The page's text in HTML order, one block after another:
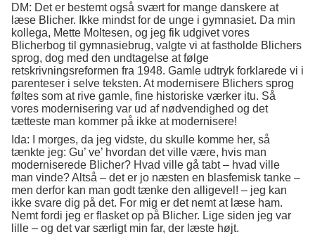
DM: Det er bestemt også svært for mange danskere at
læse Blicher. Ikke mindst for de unge i gymnasiet. Da min
kollega, Mette Moltesen, og jeg fik udgivet vores
Blicherbog til gymnasiebrug, valgte vi at fastholde Blichers
sprog, dog med den undtagelse at følge
retskrivningsreformen fra 1948. Gamle udtryk forklarede vi i
parenteser i selve teksten. At modernisere Blichers sprog
føltes som at rive gamle, fine historiske værker itu. Så
vores modernisering var ud af nødvendighed og det
tætteste man kommer på ikke at modernisere!
Ida: I morges, da jeg vidste, du skulle komme her, så
tænkte jeg: Gu’ ve’ hvordan det ville være, hvis man
moderniserede Blicher? Hvad ville gå tabt – hvad ville
man vinde? Altså – det er jo næsten en blasfemisk tanke –
men derfor kan man godt tænke den alligevel! – jeg kan
ikke svare dig på det. For mig er det nemt at læse ham.
Nemt fordi jeg er flasket op på Blicher. Lige siden jeg var
lille – og det var særligt min far, der læste højt.